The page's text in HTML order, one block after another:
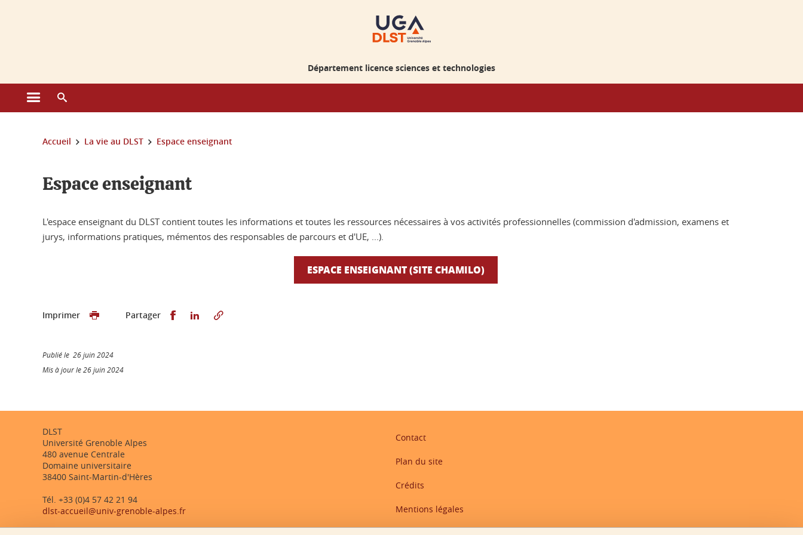
Département licence sciences et technologies
Ouvrir le menu principal
Vous êtes ici :
Accueil La vie au DLST Espace enseignant
Espace enseignant
L'espace enseignant du DLST contient toutes les informations et toutes les ressources nécessaires à vos activités professionnelles (commission d'admission, examens et
jurys, informations pratiques, mémentos des responsables de parcours et d'UE, ...).
ESPACE ENSEIGNANT (SITE CHAMILO)
Imprimer Partager Partager sur Facebook
Partager sur LinkedIn
Publié le 26 juin 2024
Mis à jour le 26 juin 2024
DLST
Université Grenoble Alpes
480 avenue Centrale
Domaine universitaire
38400 Saint-Martin-d'Hères
Tél. +33 (0)4 57 42 21 94
dlst-accueil@univ-grenoble-alpes.fr
Contact
Plan du site
Crédits
Mentions légales